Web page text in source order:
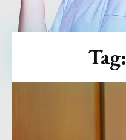
Tag: